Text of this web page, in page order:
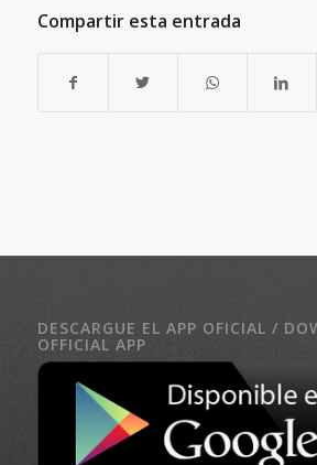
Compartir esta entrada
DESCARGUE EL APP OFICIAL /
OFFICIAL APP